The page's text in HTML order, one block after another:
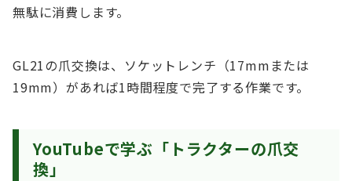
無駄に消費します。
GL21の爪交換は、ソケットレンチ（17mmまたは
19mm）があれば1時間程度で完了する作業です。
YouTubeで学ぶ「トラクターの爪交
換」